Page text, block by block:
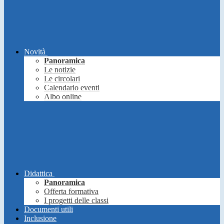
Novità
Panoramica
Le notizie
Le circolari
Calendario eventi
Albo online
Didattica
Panoramica
Offerta formativa
I progetti delle classi
Documenti utili
Inclusione